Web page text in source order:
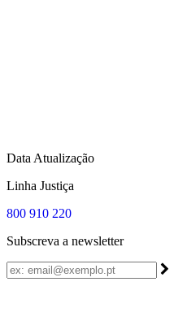
Data Atualização
Linha Justiça
800 910 220
Subscreva a newsletter